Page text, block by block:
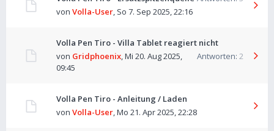
von Volla-User, So 7. Sep 2025, 22:16
Volla Pen Tiro - Villa Tablet reagiert nicht
Antworten: 2
von Gridphoenix,Mi 20. Aug 2025,
09:45
Volla Pen Tiro - Anleitung / Laden
von Volla-User,Mo 21. Apr 2025, 22:28